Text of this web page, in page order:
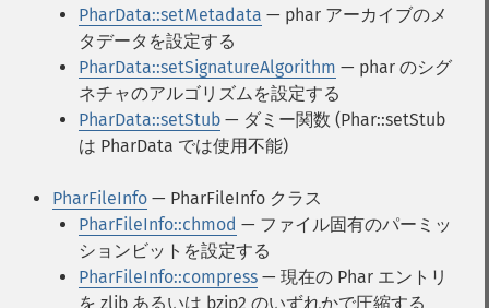
PharData::setMetadata — phar アーカイブのメ
タデータを設定する
PharData::setSignatureAlgorithm — phar のシグ
ネチャのアルゴリズムを設定する
PharData::setStub — ダミー関数 (Phar::setStub
は PharData では使用不能)
PharFileInfo — PharFileInfo クラス
PharFileInfo::chmod — ファイル固有のパーミッ
ションビットを設定する
PharFileInfo::compress — 現在の Phar エントリ
を zlib あるいは bzip2 のいずれかで圧縮する